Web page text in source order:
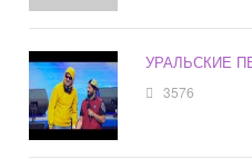
УРАЛЬСКИЕ
3576